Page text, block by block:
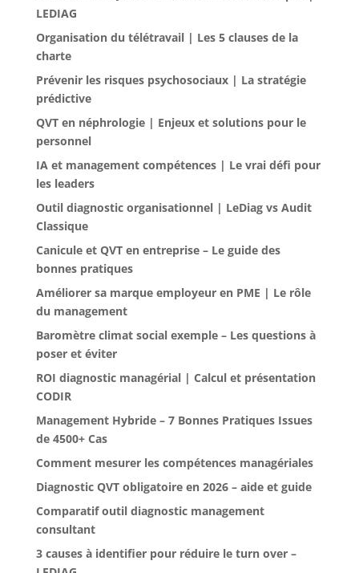
LEDIAG
Organisation du télétravail | Les 5 clauses de la
charte
Prévenir les risques psychosociaux | La stratégie
prédictive
QVT en néphrologie | Enjeux et solutions pour le
personnel
IA et management compétences | Le vrai défi pour
les leaders
Outil diagnostic organisationnel | LeDiag vs Audit
Classique
Canicule et QVT en entreprise – Le guide des
bonnes pratiques
Améliorer sa marque employeur en PME | Le rôle
du management
Baromètre climat social exemple – Les questions à
poser et éviter
ROI diagnostic managérial | Calcul et présentation
CODIR
Management Hybride – 7 Bonnes Pratiques Issues
de 4500+ Cas
Comment mesurer les compétences managériales
Diagnostic QVT obligatoire en 2026 – aide et guide
Comparatif outil diagnostic management
consultant
3 causes à identifier pour réduire le turn over –